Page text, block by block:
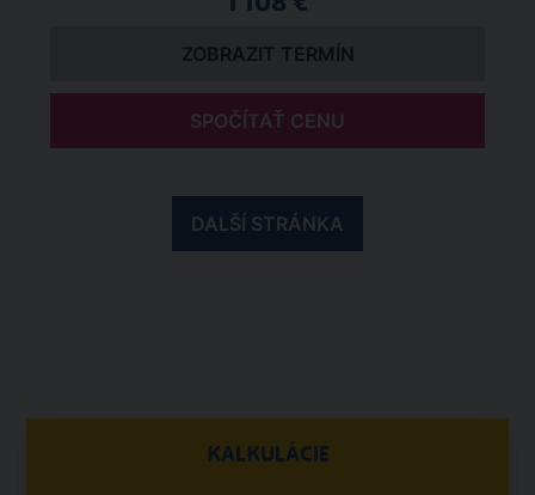
ZOBRAZIT TERMÍN
SPOČÍTAŤ CENU
DALŠÍ STRÁNKA
KALKULÁCIE